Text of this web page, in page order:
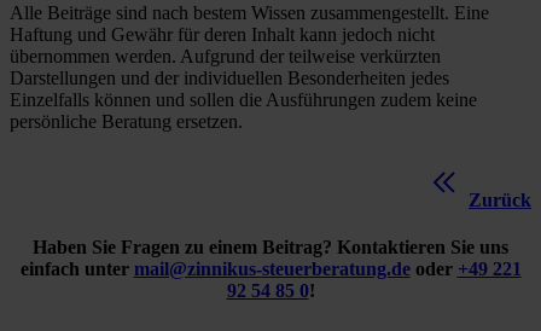
Alle Beiträge sind nach bestem Wissen zusammengestellt. Eine
Haftung und Gewähr für deren Inhalt kann jedoch nicht
übernommen werden. Aufgrund der teilweise verkürzten
Darstellungen und der individuellen Besonderheiten jedes
Einzelfalls können und sollen die Ausführungen zudem keine
persönliche Beratung ersetzen.
Zurück
Haben Sie Fragen zu einem Beitrag? Kontaktieren Sie uns
einfach unter mail@zinnikus-steuerberatung.deoder +49 221
92 54 85 0!